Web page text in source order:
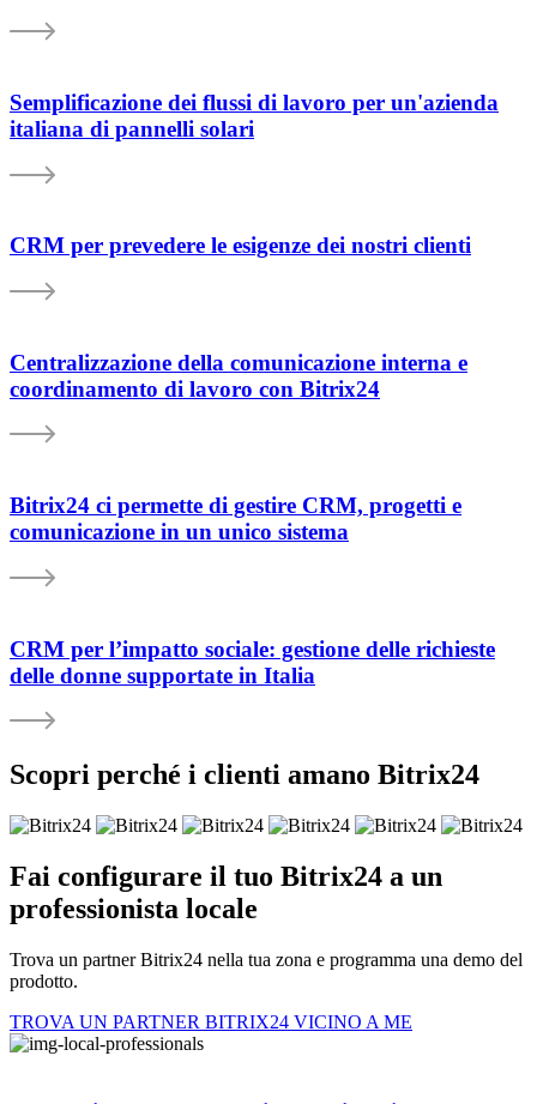
Semplificazione dei flussi di lavoro per un'azienda
italiana di pannelli solari
CRM per prevedere le esigenze dei nostri clienti
Centralizzazione della comunicazione interna e
coordinamento di lavoro con Bitrix24
Bitrix24 ci permette di gestire CRM, progetti e
comunicazione in un unico sistema
CRM per l’impatto sociale: gestione delle richieste
delle donne supportate in Italia
Scopri perché i clienti amano Bitrix24
Fai configurare il tuo Bitrix24 a un
professionista locale
Trova un partner Bitrix24 nella tua zona e programma una demo del
prodotto.
TROVA UN PARTNER BITRIX24 VICINO A ME